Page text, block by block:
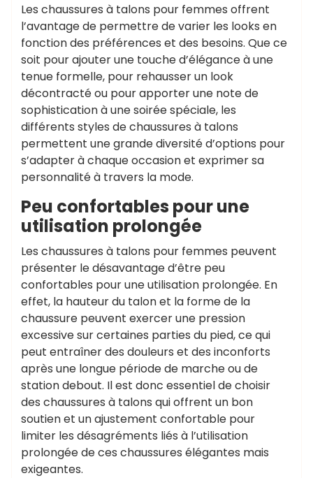
Les chaussures à talons pour femmes offrent
l’avantage de permettre de varier les looks en
fonction des préférences et des besoins. Que ce
soit pour ajouter une touche d’élégance à une
tenue formelle, pour rehausser un look
décontracté ou pour apporter une note de
sophistication à une soirée spéciale, les
différents styles de chaussures à talons
permettent une grande diversité d’options pour
s’adapter à chaque occasion et exprimer sa
personnalité à travers la mode.
Peu confortables pour une
utilisation prolongée
Les chaussures à talons pour femmes peuvent
présenter le désavantage d’être peu
confortables pour une utilisation prolongée. En
effet, la hauteur du talon et la forme de la
chaussure peuvent exercer une pression
excessive sur certaines parties du pied, ce qui
peut entraîner des douleurs et des inconforts
après une longue période de marche ou de
station debout. Il est donc essentiel de choisir
des chaussures à talons qui offrent un bon
soutien et un ajustement confortable pour
limiter les désagréments liés à l’utilisation
prolongée de ces chaussures élégantes mais
exigeantes.